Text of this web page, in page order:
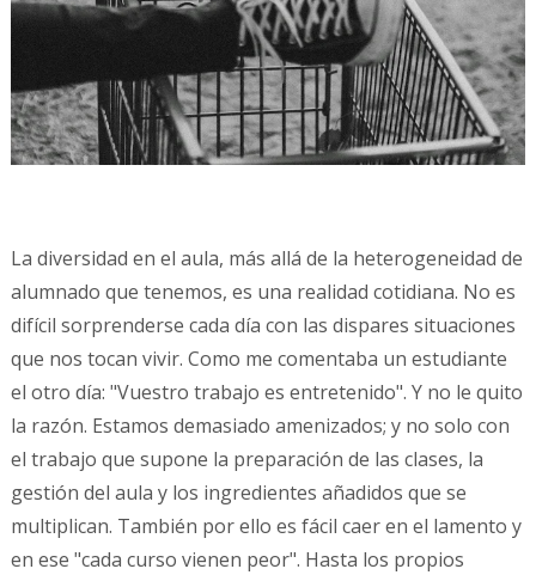
La diversidad en el aula, más allá de la heterogeneidad de
alumnado que tenemos, es una realidad cotidiana. No es
difícil sorprenderse cada día con las dispares situaciones
que nos tocan vivir. Como me comentaba un estudiante
el otro día: "Vuestro trabajo es entretenido". Y no le quito
la razón. Estamos demasiado amenizados; y no solo con
el trabajo que supone la preparación de las clases, la
gestión del aula y los ingredientes añadidos que se
multiplican. También por ello es fácil caer en el lamento y
en ese "cada curso vienen peor". Hasta los propios